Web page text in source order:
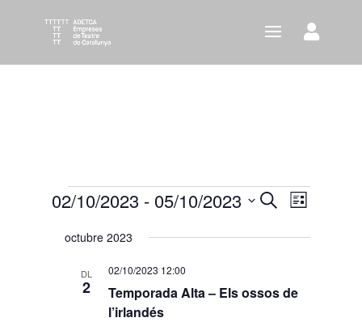
Esdeveniments
Navegació
i
Cerca
Llista
02/10/2023 - 05/10/2023
unaoctubre 2023
DL
2
Temporada Alta – Els ossos de
l’irlandés
02/10/2023 12:00